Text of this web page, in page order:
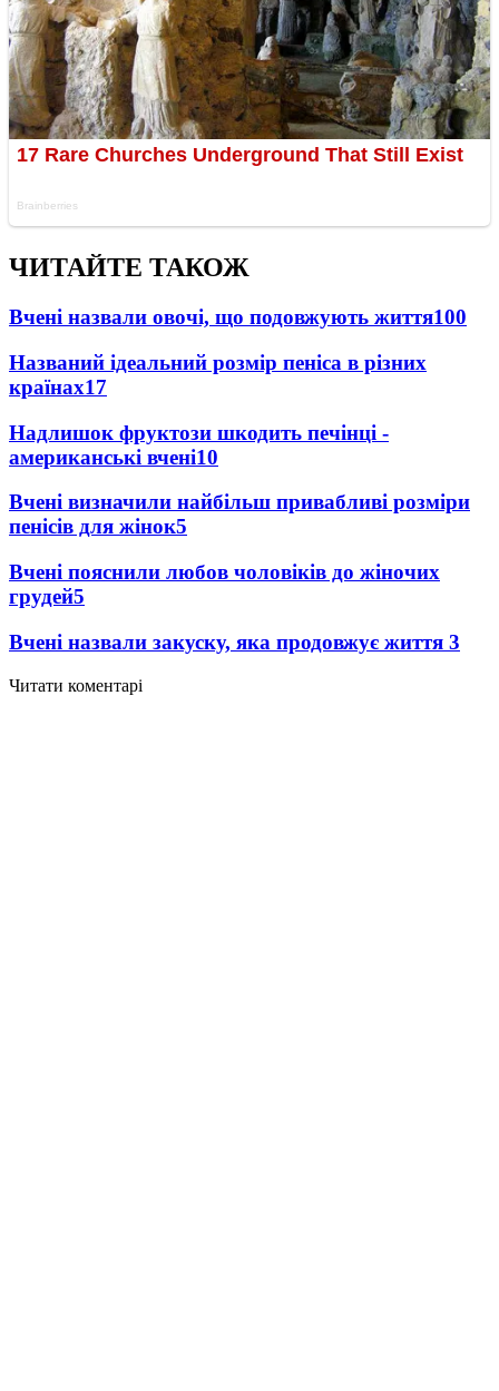
ЧИТАЙТЕ ТАКОЖ
Вчені назвали овочі, що подовжують життя100
Названий ідеальний розмір пеніса в різних
країнах17
Надлишок фруктози шкодить печінці -
американські вчені10
Вчені визначили найбільш привабливі розміри
пенісів для жінок5
Вчені пояснили любов чоловіків до жіночих
грудей5
Вчені назвали закуску, яка продовжує життя 3
Читати коментарі